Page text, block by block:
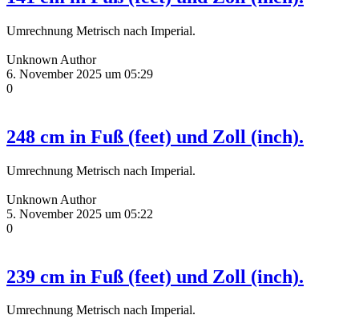
Umrechnung Metrisch nach Imperial.
Unknown Author
6. November 2025 um 05:29
0
248 cm in Fuß (feet) und Zoll (inch).
Umrechnung Metrisch nach Imperial.
Unknown Author
5. November 2025 um 05:22
0
239 cm in Fuß (feet) und Zoll (inch).
Umrechnung Metrisch nach Imperial.